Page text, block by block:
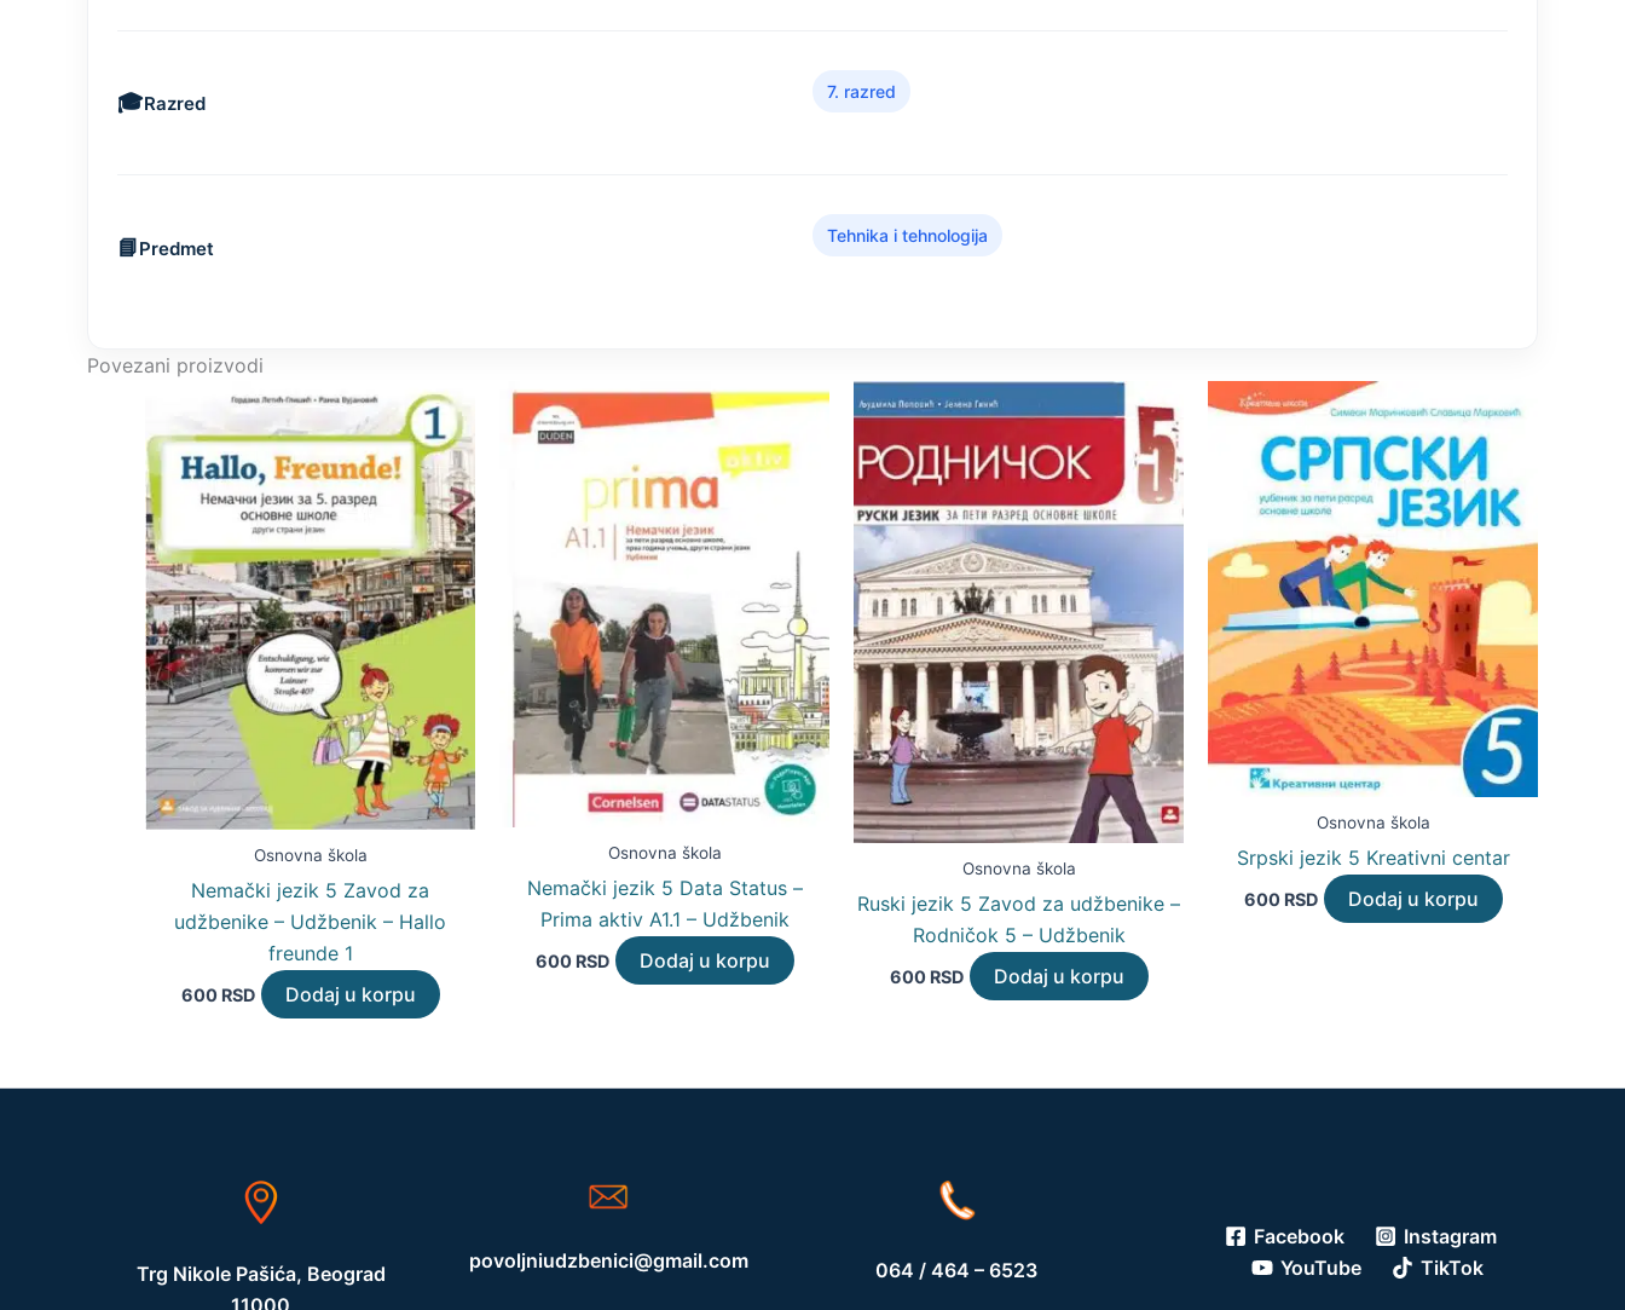
Razred
7. razred
Predmet
Tehnika i tehnologija
Povezani proizvodi
Osnovna škola
Nemački jezik 5 Zavod za
udžbenike – Udžbenik – Hallo
freunde 1
600 RSD Dodaj u korpu
Osnovna škola
Nemački jezik 5 Data Status –
Prima aktiv A1.1 – Udžbenik
600 RSD Dodaj u korpu
Osnovna škola
Ruski jezik 5 Zavod za udžbenike –
Rodničok 5 – Udžbenik
600 RSD Dodaj u korpu
Osnovna škola
Srpski jezik 5 Kreativni centar
600 RSD Dodaj u korpu
Trg Nikole Pašića, Beograd
povoljniudzbenici@gmail.com 064 / 464 – 6523
Facebook
Instagram
YouTube
TikTok